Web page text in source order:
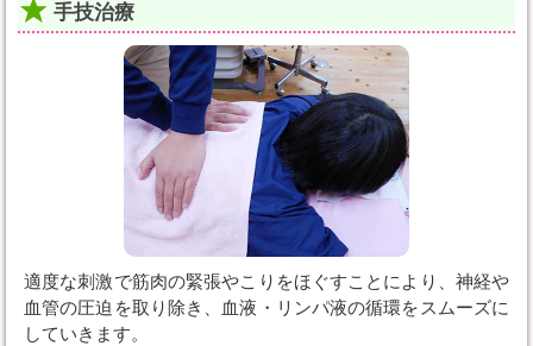
手技治療
適度な刺激で筋肉の緊張やこりをほぐすことにより、神経や
血管の圧迫を取り除き、血液・リンパ液の循環をスムーズに
していきます。